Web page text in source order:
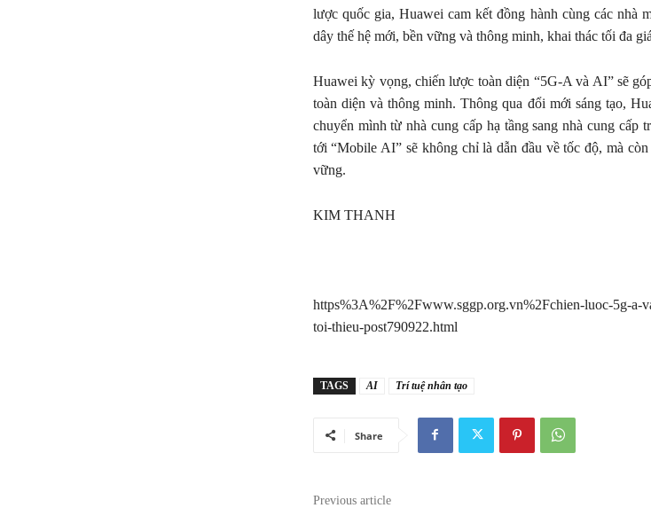
lược quốc gia, Huawei cam kết đồng hành cùng các nhà
dây thế hệ mới, bền vững và thông minh, khai thác tối đa
Huawei kỳ vọng, chiến lược toàn diện “5G-A và AI” sẽ
toàn diện và thông minh. Thông qua đổi mới sáng tạo,
chuyển mình từ nhà cung cấp hạ tầng sang nhà cung cấp
tới “Mobile AI” sẽ không chỉ là dẫn đầu về tốc độ, mà
vững.
KIM THANH
https%3A%2F%2Fwww.sggp.org.vn%2Fchien-luoc-5g-a-
toi-thieu-post790922.html
TAGS AI Trí tuệ nhân tạo
Share
Previous article